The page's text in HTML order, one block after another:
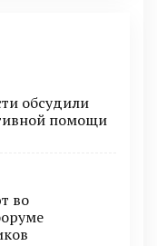
обсудили
помощи
во